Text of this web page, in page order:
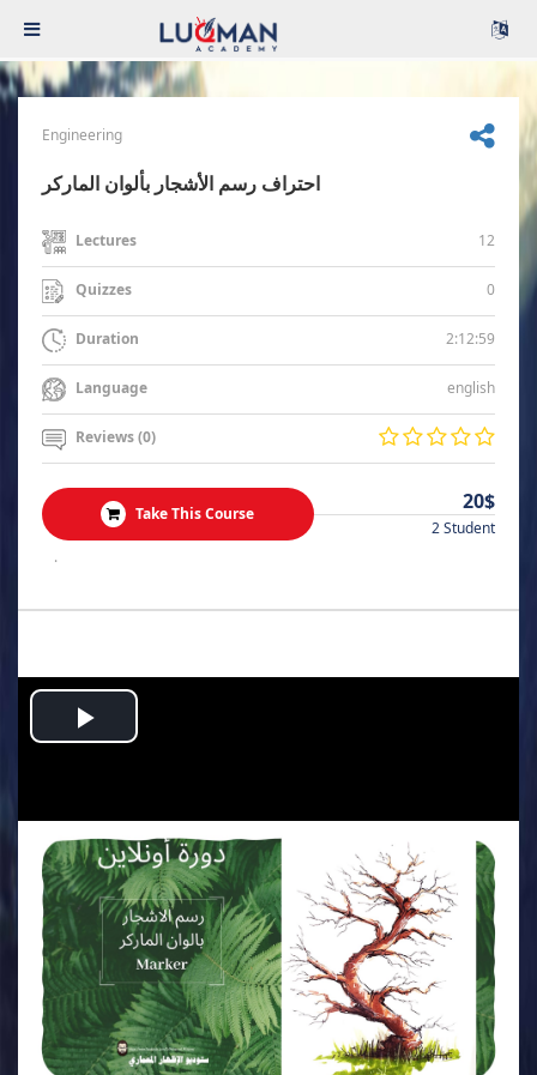
Engineering
احتراف رسم الأشجار بألوان الماركر
Lectures 12
Quizzes 0
Duration 2:12:59
Language english
Reviews (0)
Take This Course 20$
2 Student
.
Play